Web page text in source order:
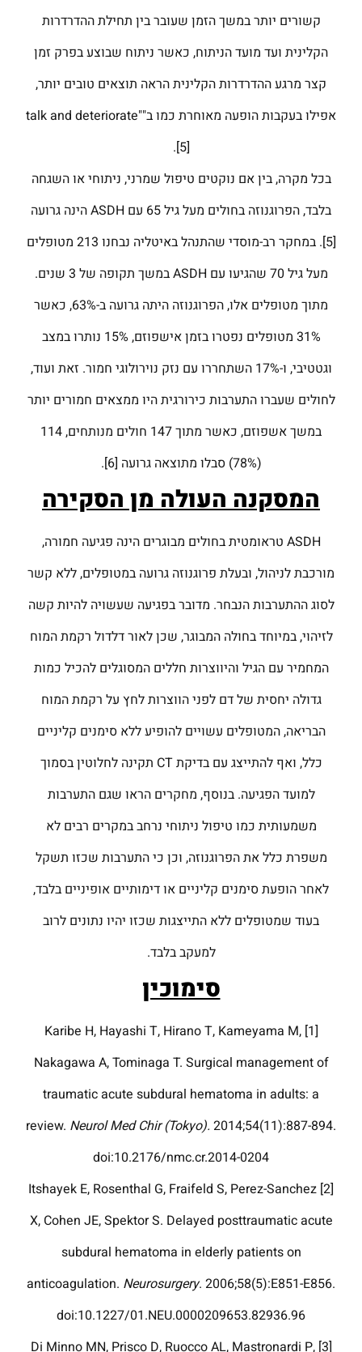
קשורים יותר במשך הזמן שעובר בין תחילת ההדרדרות
הקלינית ועד מועד הניתוח, כאשר ניתוח שבוצע בפרק זמן
קצר מרגע ההדרדרות הקלינית הראה תוצאים טובים יותר,
אפילו בעקבות הופעה מאוחרת כמו ב"talk and deteriorate"
[5].
בכל מקרה, בין אם נוקטים טיפול שמרני, ניתוחי או השגחה
בלבד, הפרוגנוזה בחולים מעל גיל 65 עם ASDH הינה גרועה
[5]. במחקר רב-מוסדי שהתנהל באיטליה נבחנו 213 מטופלים
מעל גיל 70 שהגיעו עם ASDH במשך תקופה של 3 שנים.
מתוך מטופלים אלו, הפרוגנוזה היתה גרועה ב-63%, כאשר
31% מטופלים נפטרו בזמן אישפוזם, 15% נותרו במצב
וגטטיבי, ו-17% השתחררו עם נזק נוירולוגי חמור. זאת ועוד,
לחולים שעברו התערבות כירורגית היו ממצאים חמורים יותר
במשך אשפוזם, כאשר מתוך 147 חולים מנותחים, 114
(78%) סבלו מתוצאה גרועה [6].
המסקנה העולה מן הסקירה
ASDH טראומטית בחולים מבוגרים הינה פגיעה חמורה,
מורכבת לניהול, ובעלת פרוגנוזה גרועה במטופלים, ללא קשר
לסוג ההתערבות הנבחר. מדובר בפגיעה שעשויה להיות קשה
לזיהוי, במיוחד בחולה המבוגר, שכן לאור דלדול רקמת המוח
המחמיר עם הגיל והיווצרות חללים המסוגלים להכיל כמות
גדולה יחסית של דם לפני הווצרות לחץ על רקמת המוח
הבריאה, המטופלים עשויים להופיע ללא סימנים קליניים
כלל, ואף להתייצג עם בדיקת CT תקינה לחלוטין בסמוך
למועד הפגיעה. בנוסף, מחקרים הראו שגם התערבות
משמעותית כמו טיפול ניתוחי נרחב במקרים רבים לא
משפרת כלל את הפרוגנוזה, וכן כי התערבות שכזו תשקל
לאחר הופעת סימנים קליניים או דימותיים אופיניים בלבד,
בעוד שמטופלים ללא התייצגות שכזו יהיו נתונים לרוב
למעקב בלבד.
סימוכין
[1] Karibe H, Hayashi T, Hirano T, Kameyama M,
Nakagawa A, Tominaga T. Surgical management of
traumatic acute subdural hematoma in adults: a
review. Neurol Med Chir (Tokyo). 2014;54(11):887-894.
doi:10.2176/nmc.cr.2014-0204
[2] Itshayek E, Rosenthal G, Fraifeld S, Perez-Sanchez
X, Cohen JE, Spektor S. Delayed posttraumatic acute
subdural hematoma in elderly patients on
anticoagulation. Neurosurgery. 2006;58(5):E851-E856.
doi:10.1227/01.NEU.0000209653.82936.96
[3] Di Minno MN, Prisco D, Ruocco AL, Mastronardi P,